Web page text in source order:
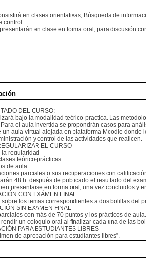
en clases orientativas, Búsqueda de
control.
en clase en forma oral, para discusión
DEL CURSO:
bajo la modalidad teórico-practica. Las
el aula invertida se propondrán casos para
un aula virtual alojada en plataforma Moodle
y control de las actividades que realicen.
EL CURSO
regularidad
teórico-prácticas
de aula
parciales o sus recuperaciones con
48 h. después de publicado el resultado del
presentarse en forma oral, una vez concluidos y
CON EXÁMEN FINAL
los temas correspondientes a dos bolillas del
SIN EXAMEN FINAL
con más de 70 puntos y los prácticos de aula.
un coloquio oral al finalizar cada una de las
PARA ESTUDIANTES LIBRES
de aprobación para estudiantes libres”.